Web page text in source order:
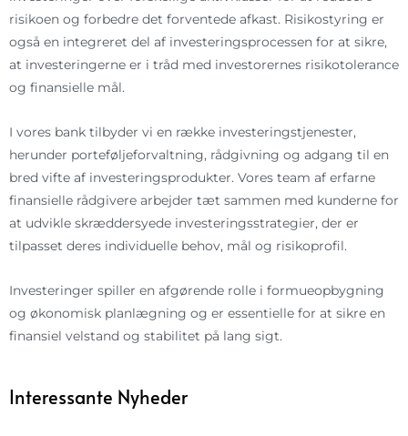
risikoen og forbedre det forventede afkast. Risikostyring er
også en integreret del af investeringsprocessen for at sikre,
at investeringerne er i tråd med investorernes risikotolerance
og finansielle mål.
I vores bank tilbyder vi en række investeringstjenester,
herunder porteføljeforvaltning, rådgivning og adgang til en
bred vifte af investeringsprodukter. Vores team af erfarne
finansielle rådgivere arbejder tæt sammen med kunderne for
at udvikle skræddersyede investeringsstrategier, der er
tilpasset deres individuelle behov, mål og risikoprofil.
Investeringer spiller en afgørende rolle i formueopbygning
og økonomisk planlægning og er essentielle for at sikre en
finansiel velstand og stabilitet på lang sigt.
Interessante Nyheder